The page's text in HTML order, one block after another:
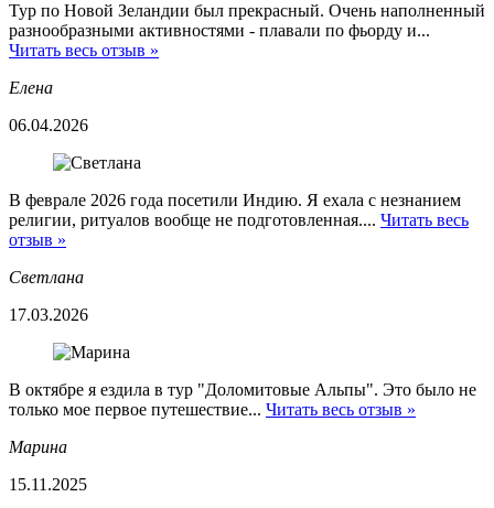
Тур по Новой Зеландии был прекрасный. Очень наполненный
разнообразными активностями - плавали по фьорду и...
Читать весь отзыв »
Елена
06.04.2026
В феврале 2026 года посетили Индию. Я ехала с незнанием
религии, ритуалов вообще не подготовленная.... Читать весь
отзыв »
Светлана
17.03.2026
В октябре я ездила в тур "Доломитовые Альпы". Это было не
только мое первое путешествие... Читать весь отзыв »
Марина
15.11.2025